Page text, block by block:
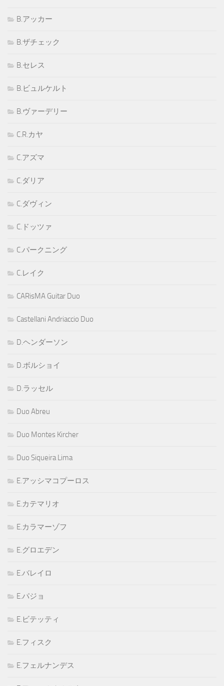
B.アッカー
B.ザチェック
B.セレス
B.ビュルケルト
B.ヴァーデリー
C.R.カヤ
C.アズマ
C.ダリア
C.ダヴィン
C.ドッツァ
C.パークニング
C.レイク
CARisMA Guitar Duo
Castellani Andriaccio Duo
D.ヘンダーソン
D.ボルショイ
D.ラッセル
Duo Abreu
Duo Montes Kircher
Duo Siqueira Lima
E.アッシマコプーロス
E.カテマリオ
E.カラマーゾフ
E.グロエデン
E.バレイロ
E.パジョ
E.ビテッティ
E.フィスク
E.フェルナンデス